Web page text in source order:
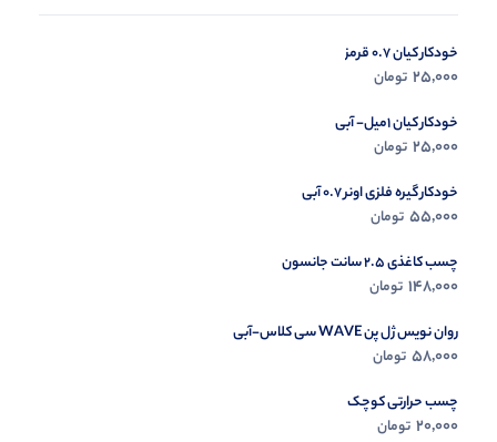
خودکار کیان 0.7 قرمز
25,000 تومان
خودکار کیان 1میل- آبی
25,000 تومان
خودکار گیره فلزی اونر 0.7 آبی
55,000 تومان
چسب کاغذی 2.5 سانت جانسون
148,000 تومان
روان نویس ژل پن WAVE سی کلاس-آبی
58,000 تومان
چسب حرارتی کوچک
20,000 تومان